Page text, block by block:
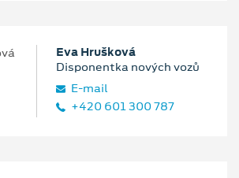
Eva Hrušková
Disponentka nových vozů
E‑mail
+420 601 300 787